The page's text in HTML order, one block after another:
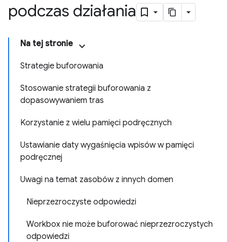
podczas działania
Na tej stronie
Strategie buforowania
Stosowanie strategii buforowania z
dopasowywaniem tras
Korzystanie z wielu pamięci podręcznych
Ustawianie daty wygaśnięcia wpisów w pamięci
podręcznej
Uwagi na temat zasobów z innych domen
Nieprzezroczyste odpowiedzi
Workbox nie może buforować nieprzezroczystych
odpowiedzi